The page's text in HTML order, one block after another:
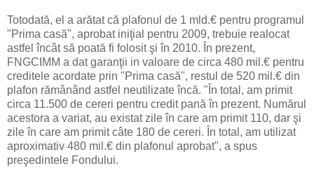
Totodată, el a arătat că plafonul de 1 mld.€ pentru programul
"Prima casă", aprobat iniţial pentru 2009, trebuie realocat
astfel încât să poată fi folosit şi în 2010. În prezent,
FNGCIMM a dat garanţii in valoare de circa 480 mil.€ pentru
creditele acordate prin "Prima casă", restul de 520 mil.€ din
plafon rămânând astfel neutilizate încă. "În total, am primit
circa 11.500 de cereri pentru credit pană în prezent. Numărul
acestora a variat, au existat zile în care am primit 110, dar şi
zile în care am primit câte 180 de cereri. În total, am utilizat
aproximativ 480 mil.€ din plafonul aprobat", a spus
preşedintele Fondului.